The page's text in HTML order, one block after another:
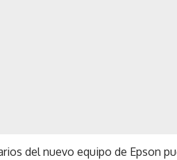
del nuevo equipo de Epson